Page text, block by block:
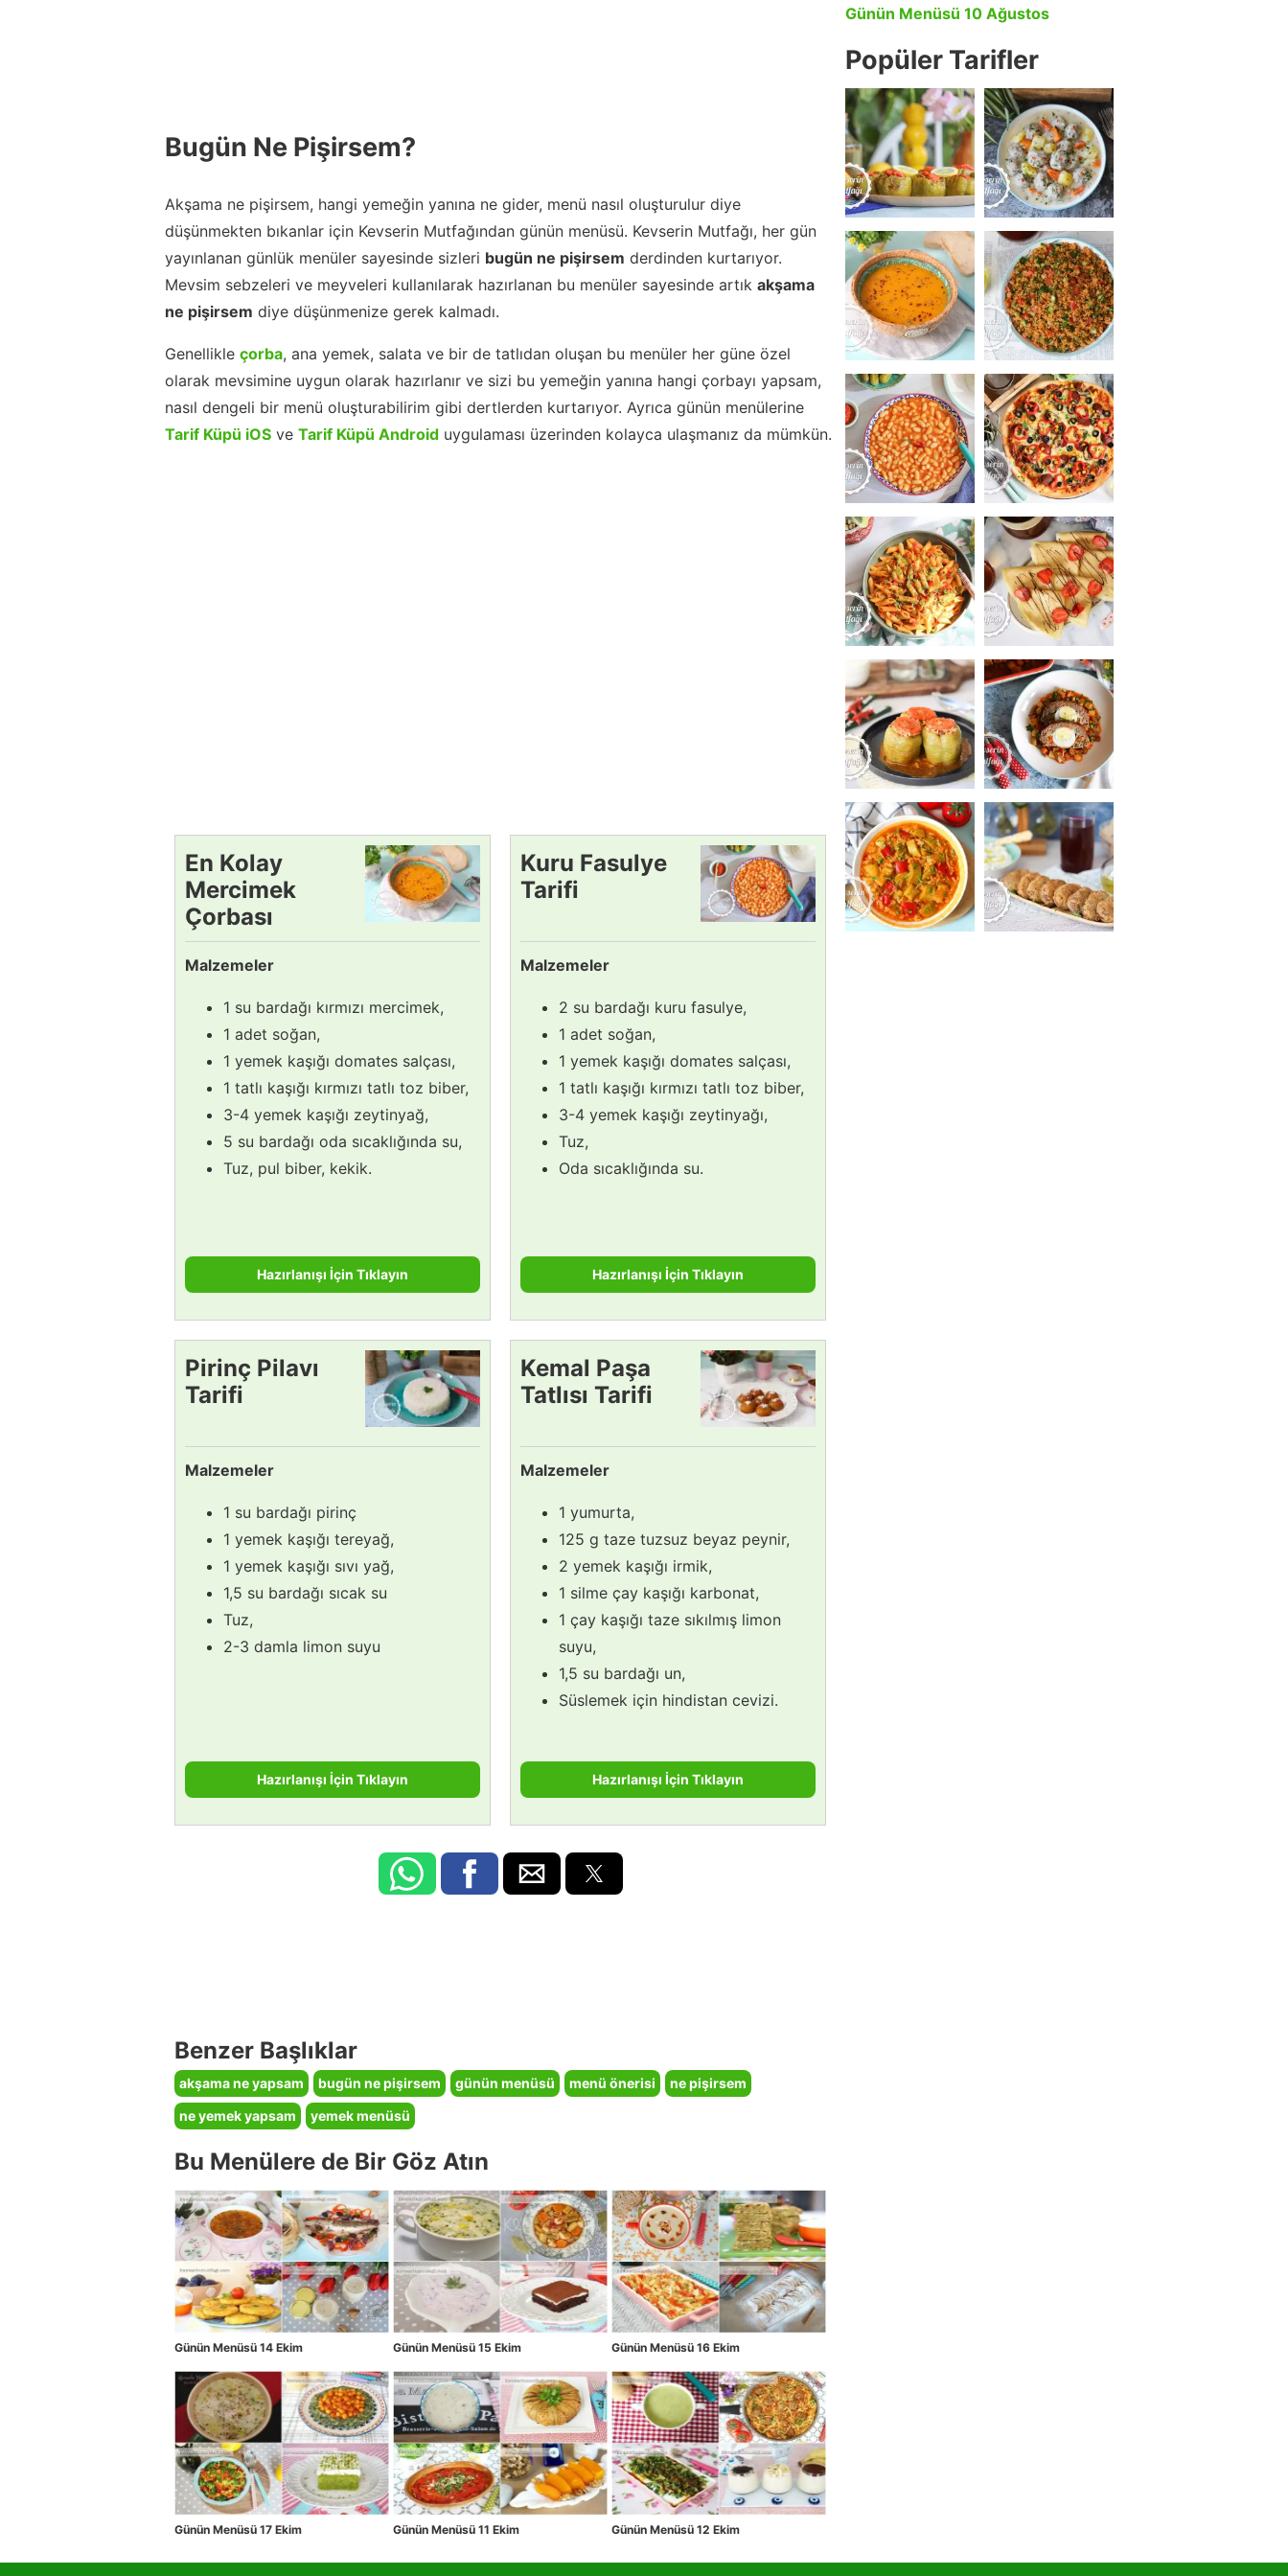
Bugün Ne Pişirsem?
Akşama ne pişirsem, hangi yemeğin yanına ne gider, menü nasıl oluşturulur diye
düşünmekten bıkanlar için Kevserin Mutfağından günün menüsü. Kevserin Mutfağı, her gün
yayınlanan günlük menüler sayesinde sizleri bugün ne pişirsem derdinden kurtarıyor.
Mevsim sebzeleri ve meyveleri kullanılarak hazırlanan bu menüler sayesinde artık akşama
ne pişirsem diye düşünmenize gerek kalmadı.
Genellikle çorba, ana yemek, salata ve bir de tatlıdan oluşan bu menüler her güne özel
olarak mevsimine uygun olarak hazırlanır ve sizi bu yemeğin yanına hangi çorbayı yapsam,
nasıl dengeli bir menü oluşturabilirim gibi dertlerden kurtarıyor. Ayrıca günün menülerine
Tarif Küpü iOS ve Tarif Küpü Android uygulaması üzerinden kolayca ulaşmanız da mümkün.
En Kolay
Mercimek
Çorbası
Tarifi
Malzemeler
1 su bardağı kırmızı mercimek,
1 adet soğan,
1 yemek kaşığı domates salçası,
1 tatlı kaşığı kırmızı tatlı toz biber,
3-4 yemek kaşığı zeytinyağ,
5 su bardağı oda sıcaklığında su,
Tuz, pul biber, kekik.
Hazırlanışı İçin Tıklayın
Kuru Fasulye
Tarifi
Malzemeler
2 su bardağı kuru fasulye,
1 adet soğan,
1 yemek kaşığı domates salçası,
1 tatlı kaşığı kırmızı tatlı toz biber,
3-4 yemek kaşığı zeytinyağı,
Tuz,
Oda sıcaklığında su.
Hazırlanışı İçin Tıklayın
Pirinç Pilavı
Tarifi
Malzemeler
1 su bardağı pirinç
1 yemek kaşığı tereyağ,
1 yemek kaşığı sıvı yağ,
1,5 su bardağı sıcak su
Tuz,
2-3 damla limon suyu
Hazırlanışı İçin Tıklayın
Kemal Paşa
Tatlısı Tarifi
Malzemeler
1 yumurta,
125 g taze tuzsuz beyaz peynir,
2 yemek kaşığı irmik,
1 silme çay kaşığı karbonat,
1 çay kaşığı taze sıkılmış limon
suyu,
1,5 su bardağı un,
Süslemek için hindistan cevizi.
Hazırlanışı İçin Tıklayın
Benzer Başlıklar
akşama ne yapsam bugün ne pişirsem günün menüsü menü önerisi
ne pişirsem
ne yemek yapsam
yemek menüsü
Bu Menülere de Bir Göz Atın
Günün Menüsü 14 Ekim Günün Menüsü 15 Ekim Günün Menüsü 16 Ekim
Günün Menüsü 17 Ekim Günün Menüsü 11 Ekim Günün Menüsü 12 Ekim
Günün Menüsü 10 Ağustos
Popüler Tarifler